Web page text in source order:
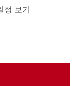
정 보기